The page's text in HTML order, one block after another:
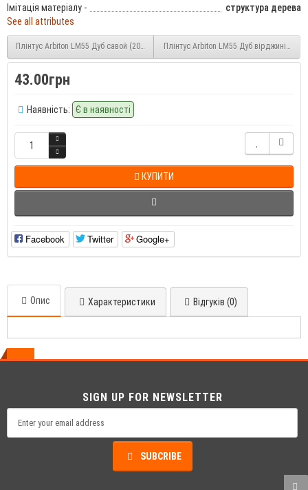
Імітація матеріалу -
структура дерева
See all attributes
Плінтус Arbiton LM55 Дуб савой (20-LM55) 55 ммПлінтус Arbiton LM55 Дуб вірджинія
43.00грн
Наявність: Є в наявності
КУПИТИ
Facebook Twitter Google+
Опис Характеристики Відгуків (0)
SIGN UP FOR NEWSLETTER
SUBCRIBE